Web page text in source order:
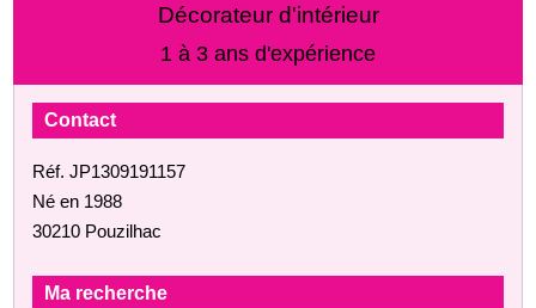
Décorateur d'intérieur
1 à 3 ans d'expérience
Contact
Réf. JP1309191157
Né en 1988
30210 Pouzilhac
Ma recherche